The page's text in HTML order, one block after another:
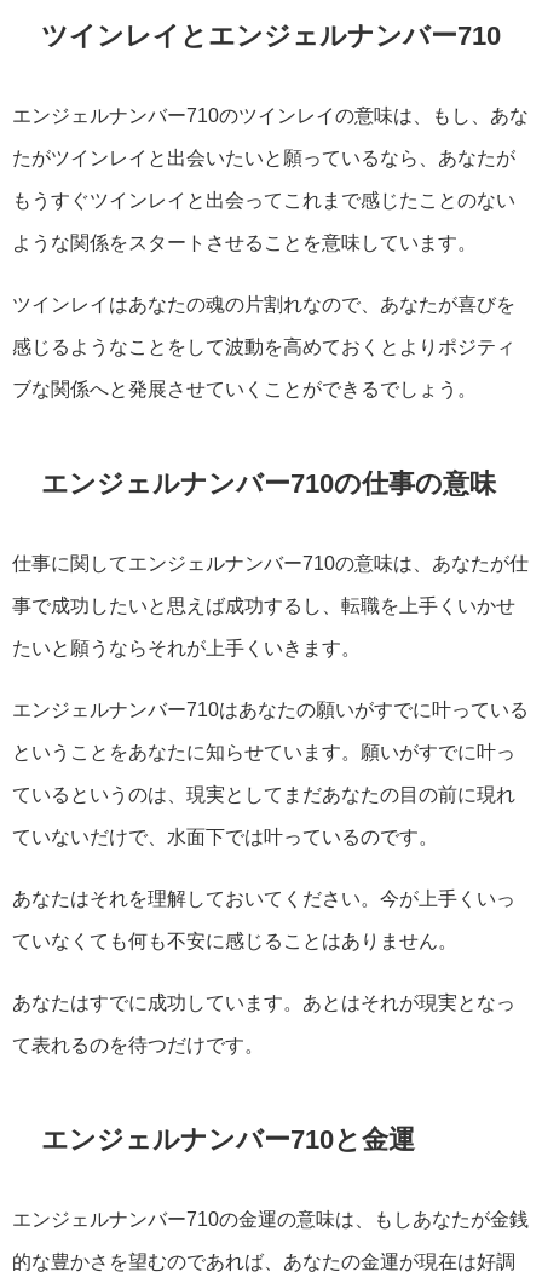
ツインレイとエンジェルナンバー710
エンジェルナンバー710のツインレイの意味は、もし、あな
たがツインレイと出会いたいと願っているなら、あなたが
もうすぐツインレイと出会ってこれまで感じたことのない
ような関係をスタートさせることを意味しています。
ツインレイはあなたの魂の片割れなので、あなたが喜びを
感じるようなことをして波動を高めておくとよりポジティ
ブな関係へと発展させていくことができるでしょう。
エンジェルナンバー710の仕事の意味
仕事に関してエンジェルナンバー710の意味は、あなたが仕
事で成功したいと思えば成功するし、転職を上手くいかせ
たいと願うならそれが上手くいきます。
エンジェルナンバー710はあなたの願いがすでに叶っている
ということをあなたに知らせています。願いがすでに叶っ
ているというのは、現実としてまだあなたの目の前に現れ
ていないだけで、水面下では叶っているのです。
あなたはそれを理解しておいてください。今が上手くいっ
ていなくても何も不安に感じることはありません。
あなたはすでに成功しています。あとはそれが現実となっ
て表れるのを待つだけです。
エンジェルナンバー710と金運
エンジェルナンバー710の金運の意味は、もしあなたが金銭
的な豊かさを望むのであれば、あなたの金運が現在は好調